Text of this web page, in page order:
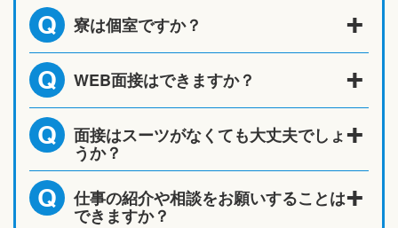
Q 寮は個室ですか？
Q WEB面接はできますか？
Q 面接はスーツがなくても大丈夫でしょ
うか？
Q 仕事の紹介や相談をお願いすることは
できますか？